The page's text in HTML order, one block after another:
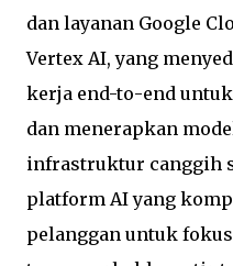
dan layanan Google
Vertex AI, yang
kerja end-to-end
dan menerapkan
infrastruktur canggih
platform AI yang
pelanggan untuk